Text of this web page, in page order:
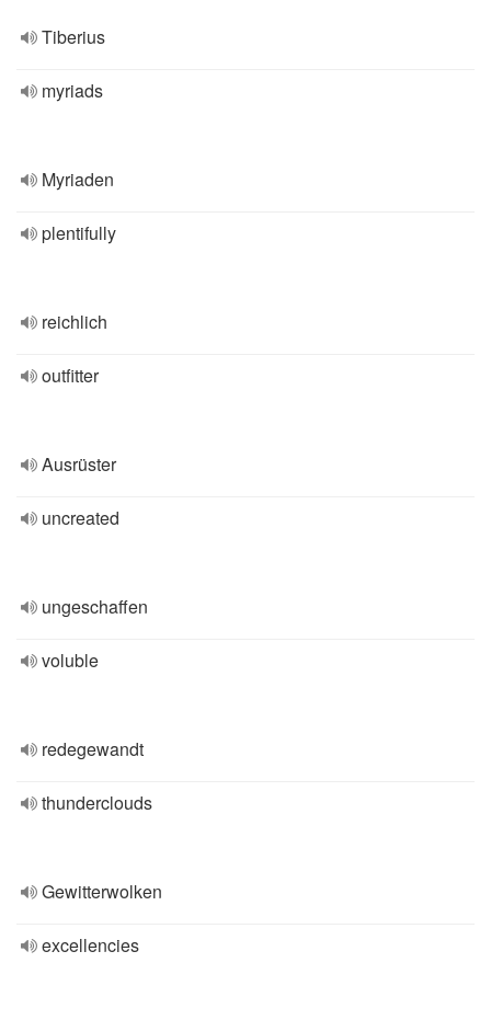
Tiberius
myriads
Myriaden
plentifully
reichlich
outfitter
Ausrüster
uncreated
ungeschaffen
voluble
redegewandt
thunderclouds
Gewitterwolken
excellencies